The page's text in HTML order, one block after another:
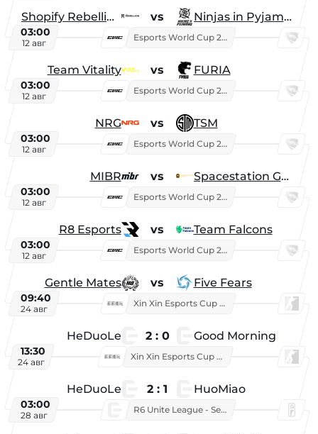
Shopify Rebellion vs Ninjas in Pyjamas
03:00
12 авг
Esports World Cup 2026
Team Vitality vs FURIA
03:00
12 авг
Esports World Cup 2026
NRG vs TSM
03:00
12 авг
Esports World Cup 2026
MIBR vs Spacestation Gaming
03:00
12 авг
Esports World Cup 2026
R8 Esports vs Team Falcons
03:00
12 авг
Esports World Cup 2026
Gentle Mates vs Five Fears
09:40
24 авг
Xin Xin Esports Cup 2025
HeDuoLe 2 : 0 Good Morning
13:30
24 авг
Xin Xin Esports Cup 2026
HeDuoLe 2 : 1 HuoMiao
03:00
28 авг
R6 Unite League - Season 1